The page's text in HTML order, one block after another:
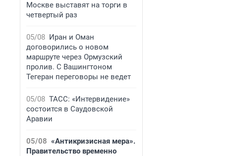
Москве выставят на торги в
четвертый раз
05/08 Иран и Оман
договорились о новом
маршруте через Ормузский
пролив. С Вашингтоном
Тегеран переговоры не ведет
05/08 ТАСС: «Интервидение»
состоится в Саудовской
Аравии
05/08 «Антикризисная мера».
Правительство временно